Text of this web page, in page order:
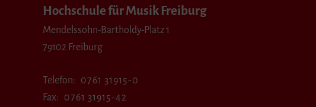
Hochschule für Musik Freiburg
Mendelssohn-Bartholdy-Platz 1
79102 Freiburg
Telefon
0761 31915-0
Fax
0761 31915-42